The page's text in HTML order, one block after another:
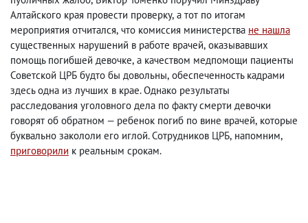
Алтайского края провести проверку, а тот по итогам
мероприятия отчитался, что комиссия министерства не нашла
существенных нарушений в работе врачей, оказывавших
помощь погибшей девочке, а качеством медпомощи пациенты
Советской ЦРБ будто бы довольны, обеспеченность кадрами
здесь одна из лучших в крае.Однако результаты
расследования уголовного дела по факту смерти девочки
говорят об обратном — ребенок погиб по вине врачей, которые
буквально закололи его иглой. Сотрудников ЦРБ, напомним,
приговорили к реальным срокам.